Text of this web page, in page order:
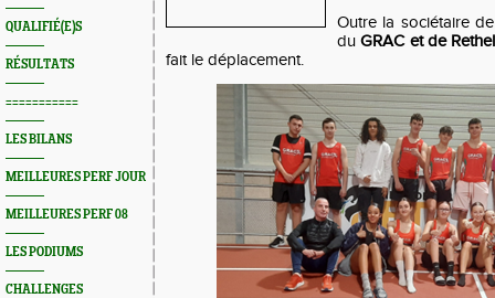
QUALIFIÉ(E)S
RÉSULTATS
===========
LES BILANS
MEILLEURES PERF JOUR
MEILLEURES PERF 08
LES PODIUMS
CHALLENGES
Outre la sociétaire
duGRAC et de
fait le déplacement.